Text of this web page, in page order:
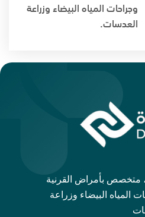
وجراحات المياه البيضاء وزراعة
العدسات.
متخصص بأمراض القرنية
المياه البيضاء وزراعة